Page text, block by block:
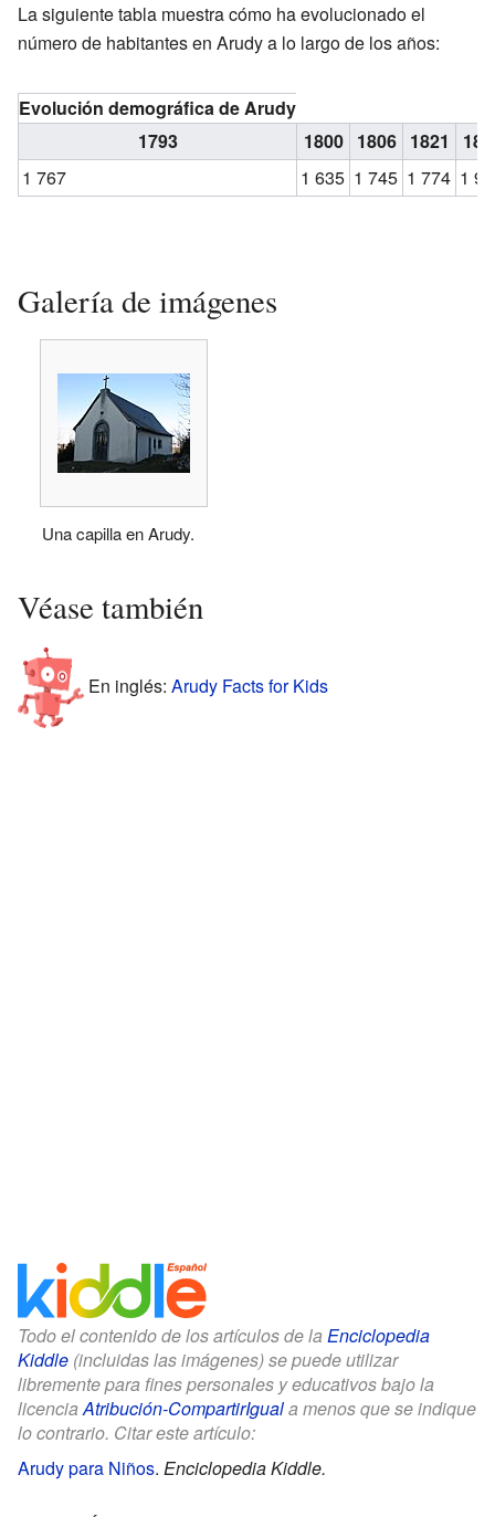
La siguiente tabla muestra cómo ha evolucionado el
número de habitantes en Arudy a lo largo de los años:
Evolución demográfica de Arudy
1793
1800 1806 1821
1 767
1 635 1 745 1 774 1
Galería de imágenes
Una capilla en Arudy.
Véase también
En inglés: Arudy Facts for Kids
Todo el contenido de los artículos de la Enciclopedia
Kiddle (incluidas las imágenes) se puede utilizar
libremente para fines personales y educativos bajo la
licenciaAtribución-CompartirIguala menos que se indique
lo contrario. Citar este artículo:
Arudy para Niños. Enciclopedia Kiddle.